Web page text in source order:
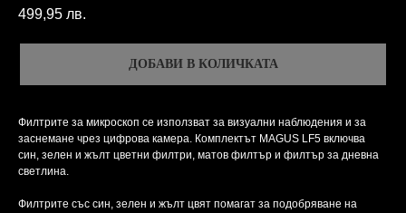
499,95 лв.
ДОБАВИ В КОЛИЧКАТА
Филтрите за микроскоп се използват за визуални наблюдения и за
заснемане чрез цифрова камера. Комплектът MAGUS LF5 включва
син, зелен и жълт цветни филтри, матов филтър и филтър за дневна
светлина.
Филтрите със син, зелен и жълт цвят помагат за подобряване на